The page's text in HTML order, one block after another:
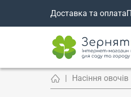
Доставка та оплата
Насіння овочів